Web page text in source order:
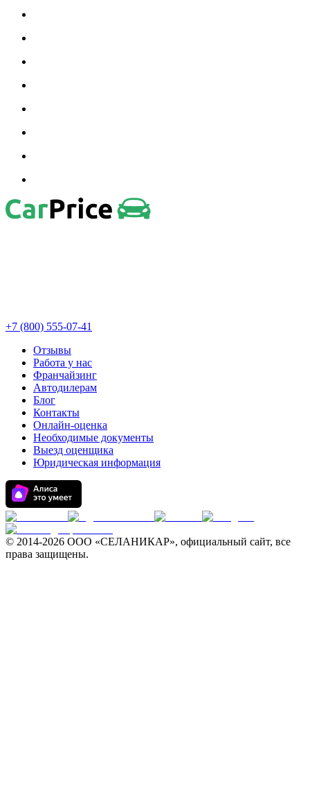
+7 (800) 555-07-41
Отзывы
Работа у нас
Франчайзинг
Автодилерам
Блог
Контакты
Онлайн-оценка
Необходимые документы
Выезд оценщика
Юридическая информация
© 2014-2026 ООО «СЕЛАНИКАР», официальный сайт, все
права защищены.